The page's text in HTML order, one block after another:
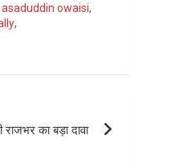
asaduddin owaisi,
,
का बड़ा दावा